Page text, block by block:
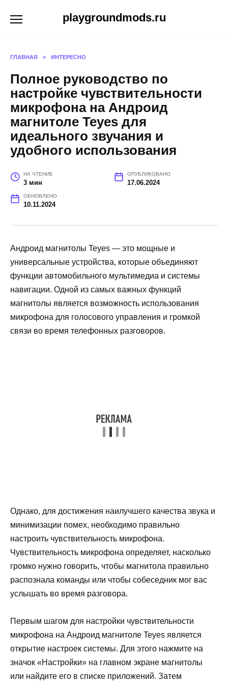
playgroundmods.ru
ГЛАВНАЯ » ИНТЕРЕСНО
Полное руководство по
настройке чувствительности
микрофона на Андроид
магнитоле Teyes для
идеального звучания и
удобного использования
НА ЧТЕНИЕ
3 мин
ОПУБЛИКОВАНО
17.06.2024
ОБНОВЛЕНО
10.11.2024
Андроид магнитолы Teyes — это мощные и
универсальные устройства, которые объединяют
функции автомобильного мультимедиа и системы
навигации. Одной из самых важных функций
магнитолы является возможность использования
микрофона для голосового управления и громкой
связи во время телефонных разговоров.
Однако, для достижения наилучшего качества звука и
минимизации помех, необходимо правильно
настроить чувствительность микрофона.
Чувствительность микрофона определяет, насколько
громко нужно говорить, чтобы магнитола правильно
распознала команды или чтобы собеседник мог вас
услышать во время разговора.
Первым шагом для настройки чувствительности
микрофона на Андроид магнитоле Teyes является
открытие настроек системы. Для этого нажмите на
значок «Настройки» на главном экране магнитолы
или найдите его в списке приложений. Затем